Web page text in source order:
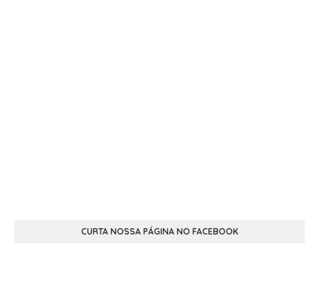
CURTA NOSSA PÁGINA NO FACEBOOK